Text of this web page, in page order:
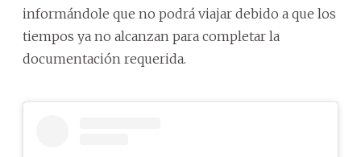
informándole que no podrá viajar debido a que los
tiempos ya no alcanzan para completar la
documentación requerida.